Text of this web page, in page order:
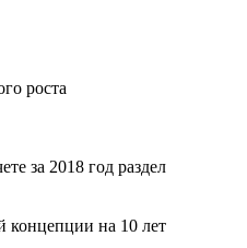
роста
за 2018 год раздел
концепции на 10 лет